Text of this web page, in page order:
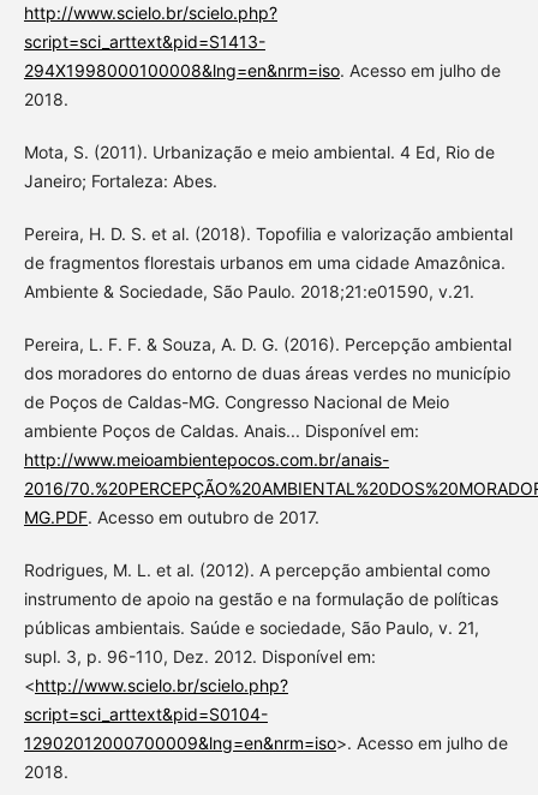
http://www.scielo.br/scielo.php?
script=sci_arttext&pid=S1413-
294X1998000100008&lng=en&nrm=iso. Acesso em julho de
2018.
Mota, S. (2011). Urbanização e meio ambiental. 4 Ed, Rio de
Janeiro; Fortaleza: Abes.
Pereira, H. D. S. et al. (2018). Topofilia e valorização ambiental
de fragmentos florestais urbanos em uma cidade Amazônica.
Ambiente & Sociedade, São Paulo. 2018;21:e01590, v.21.
Pereira, L. F. F. & Souza, A. D. G. (2016). Percepção ambiental
dos moradores do entorno de duas áreas verdes no município
de Poços de Caldas-MG. Congresso Nacional de Meio
ambiente Poços de Caldas. Anais... Disponível em:
http://www.meioambientepocos.com.br/anais-
2016/
MG.PDF. Acesso em outubro de 2017.
Rodrigues, M. L. et al. (2012). A percepção ambiental como
instrumento de apoio na gestão e na formulação de políticas
públicas ambientais. Saúde e sociedade, São Paulo, v. 21,
supl. 3, p. 96-110, Dez. 2012. Disponível em:
<http://www.scielo.br/scielo.php?
script=sci_arttext&pid=S0104-
12902012000700009&lng=en&nrm=iso>. Acesso em julho de
2018.